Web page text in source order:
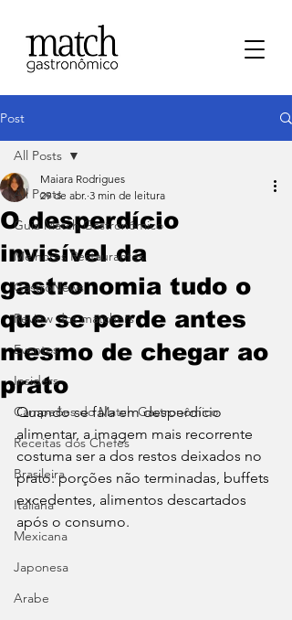
Post
All Posts
⁠Guia Match Gastronômico
Melhores Restaurantes
⁠GastroNews
Review dos matchers
Eventos
⁠Insiders
Campeões do Match Gastronômico
Receitas dos Chefes
Brasileira
Italiana
Mexicana
Japonesa
Arabe
All Posts
O desperdício
invisível da
gastronomia tudo o
que se perde antes
mesmo de chegar ao
prato
Maiara Rodrigues
29 de abr. 3 min de leitura
Quando se fala em desperdício
alimentar, a imagem mais recorrente
costuma ser a dos restos deixados no
prato: porções não terminadas, buffets
excedentes, alimentos descartados
após o consumo.